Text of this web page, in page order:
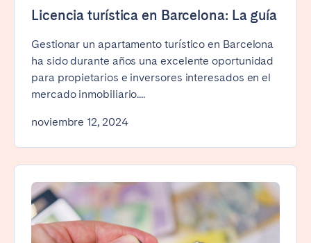
Licencia turística en Barcelona: La guía
Gestionar un apartamento turístico en Barcelona
ha sido durante años una excelente oportunidad
para propietarios e inversores interesados en el
mercado inmobiliario....
noviembre 12, 2024